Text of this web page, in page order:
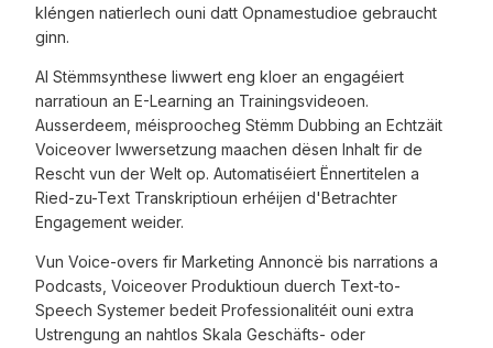
kléngen natierlech ouni datt Opnamestudioe gebraucht
ginn.
AI Stëmmsynthese liwwert eng kloer an engagéiert
narratioun an E-Learning an Trainingsvideoen.
Ausserdeem, méisproocheg Stëmm Dubbing an Echtzäit
Voiceover Iwwersetzung maachen dësen Inhalt fir de
Rescht vun der Welt op. Automatiséiert Ënnertitelen a
Ried-zu-Text Transkriptioun erhéijen d'Betrachter
Engagement weider.
Vun Voice-overs fir Marketing Annoncë bis narrations a
Podcasts, Voiceover Produktioun duerch Text-to-
Speech Systemer bedeit Professionalitéit ouni extra
Ustrengung an nahtlos Skala Geschäfts- oder